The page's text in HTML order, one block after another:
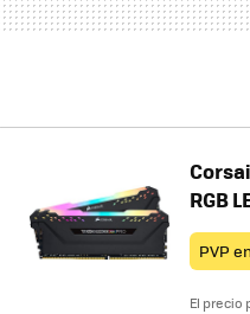
RGB
PVP
El precio